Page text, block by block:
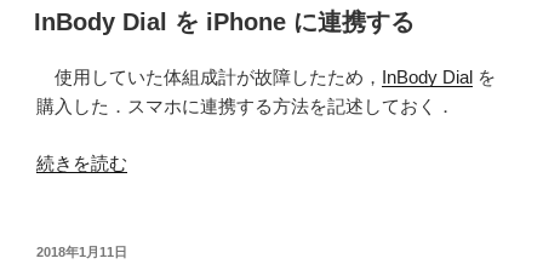
か
業
の
階
稿
日:
InBody Dial を iPhone に連携する
使用していた体組成計が故障したため， InBody Dial を
購入した．スマホに連携する方法を記述しておく．
“InBody
iPhone
続きを読む
投
2018年1月11日